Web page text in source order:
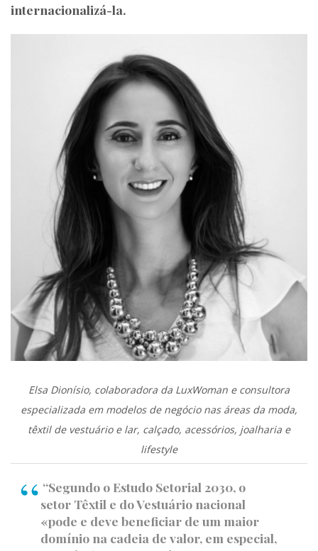
internacionalizá-la.
Elsa Dionísio, colaboradora da LuxWoman e consultora
especializada em modelos de negócio nas áreas da moda,
têxtil de vestuário e lar, calçado, acessórios, joalharia e
lifestyle
“Segundo o Estudo Setorial 2030, o
setor Têxtil e do Vestuário nacional
«pode e deve beneficiar de um maior
domínio na cadeia de valor, em especial,